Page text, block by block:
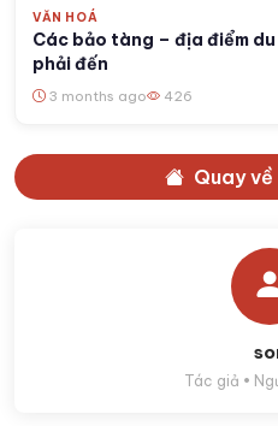
VĂN HOÁ
Các bảo tàng – địa điểm
phải đến
3 months ago 426
Quay
Tác giả •